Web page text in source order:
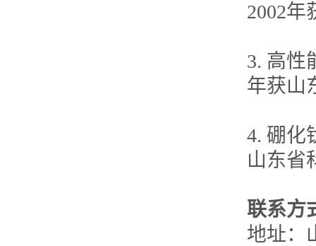
2002年
3. 高性
年获山
4. 硼化
山东省
联系方
地址：